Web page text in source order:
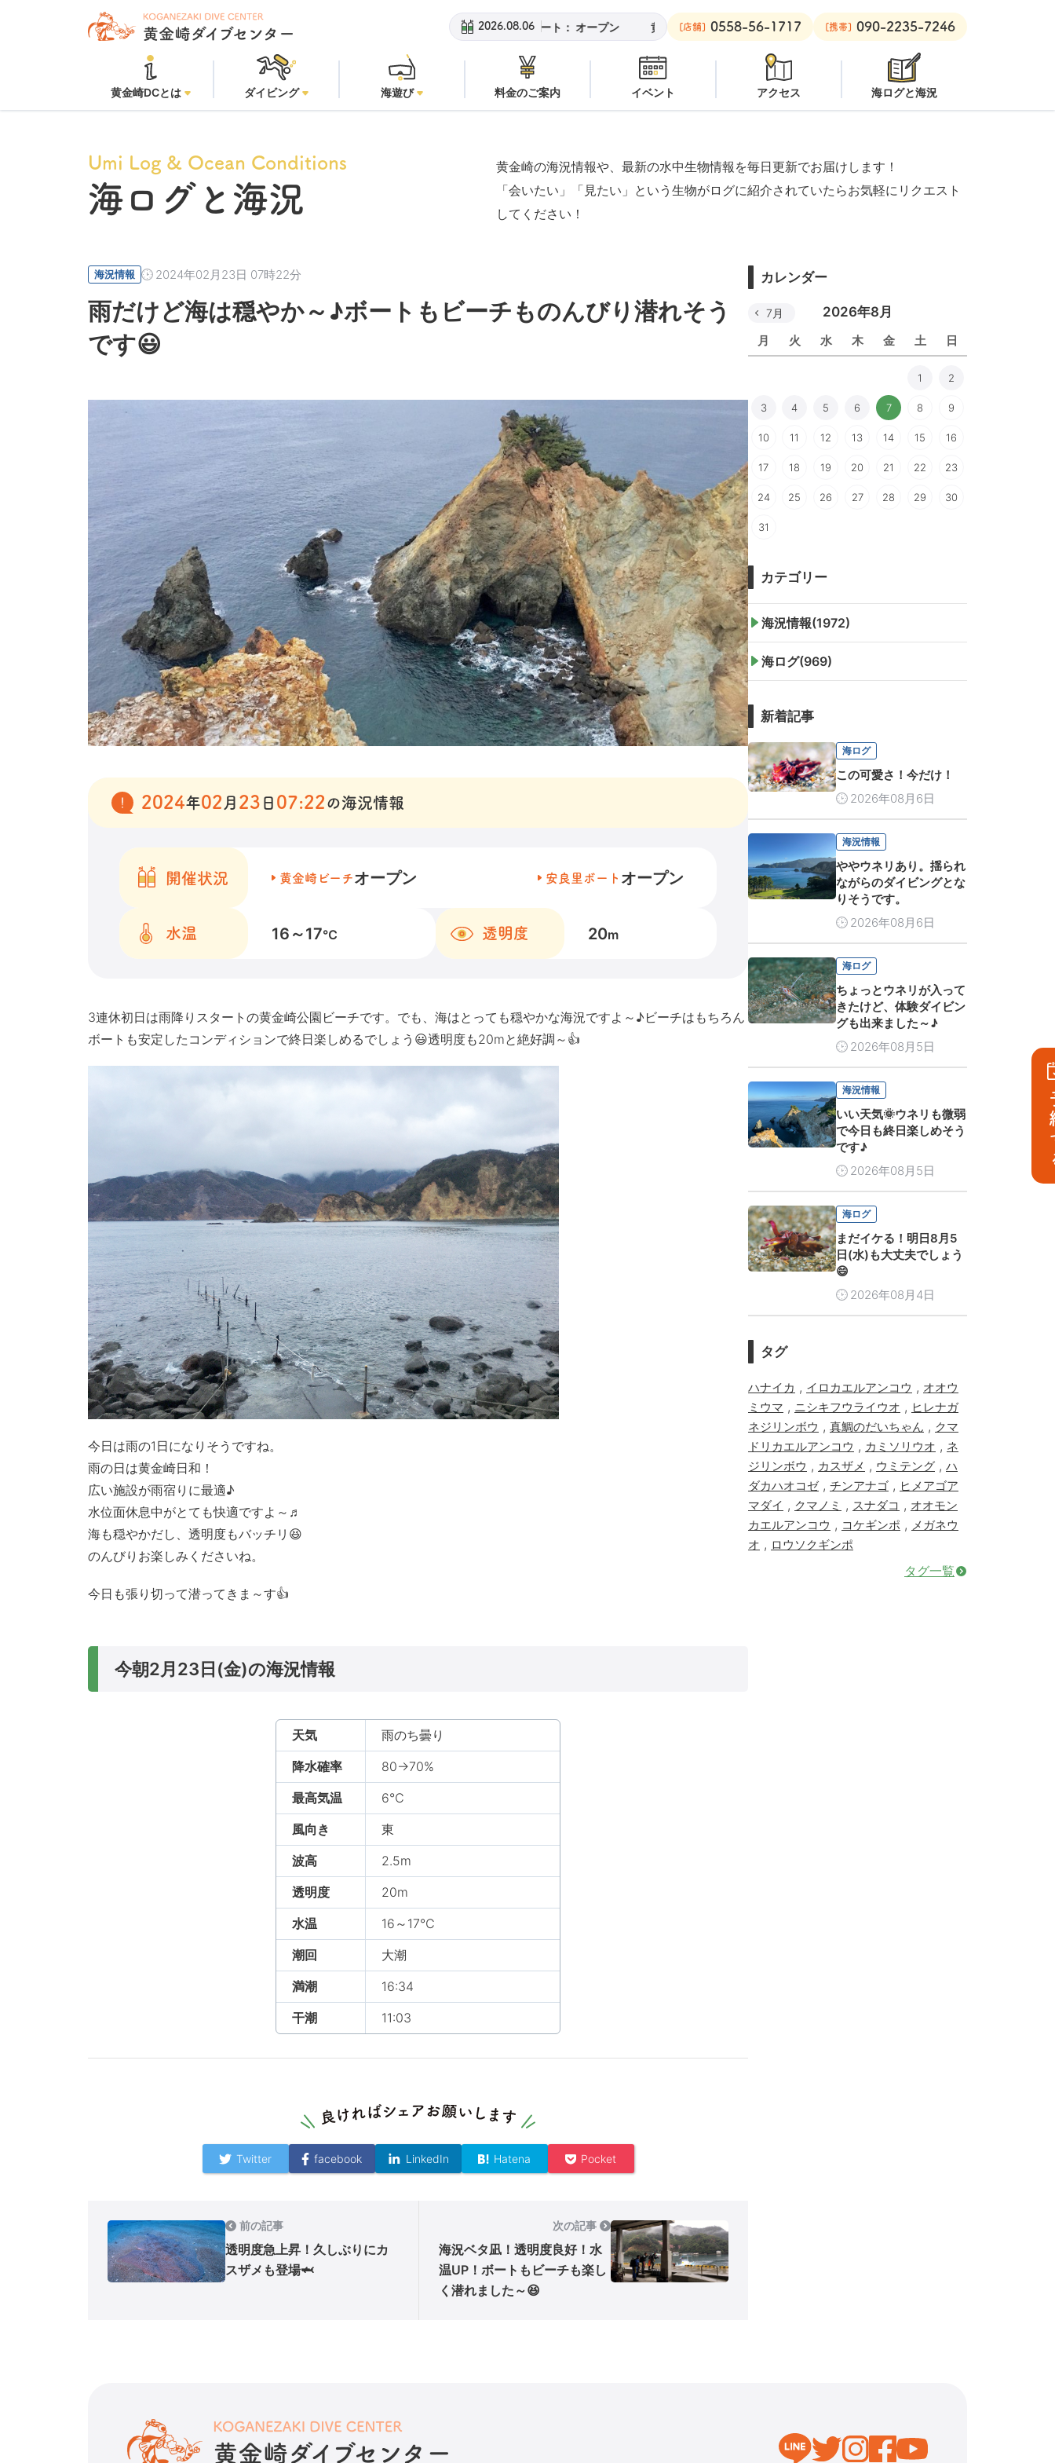
2026.08.06
安良里ボート： オープン 黄金崎ビーチ：オープン 安良里ボート： オープン
[店舗] 0558-56-1717 [携帯] 090-2235-7246
黄金崎DCとは ダイビング 海遊び 料金のご案内 イベント アクセス 海ログと海況
Umi Log & Ocean Conditions
海ログと海況
黄金崎の海況情報や、最新の水中生物情報を毎日更新でお届けします！
「会いたい」「見たい」という生物がログに紹介されていたらお気軽にリクエスト
してください！
海況情報 2024年02月23日 07時22分
雨だけど海は穏やか～♪ボートもビーチものんびり潜れそう
です😃
2024年02 月 23 日 07:22 の海況情報
開催状況 黄金崎ビーチオープン 安良里ボート オープン
水温 16～17℃ 透明度 20m
3連休初日は雨降りスタートの黄金崎公園ビーチです。でも、海はとっても穏やかな海況ですよ～♪ビーチはもちろん
ボートも安定したコンディションで終日楽しめるでしょう😃透明度も20mと絶好調～👍
今日は雨の1日になりそうですね。
雨の日は黄金崎日和！
広い施設が雨宿りに最適♪
水位面休息中がとても快適ですよ～♬
海も穏やかだし、透明度もバッチリ😆
のんびりお楽しみくださいね。
今日も張り切って潜ってきま～す👍
今朝2月23日(金)の海況情報
天気
雨のち曇り
降水確率
80→70%
最高気温
6℃
風向き
東
波高
2.5m
透明度
20m
水温
16～17℃
潮回
大潮
満潮
16:34
干潮
11:03
Twitter facebook LinkedIn Hatena Pocket
前の記事
透明度急上昇！久しぶりにカ
スザメも登場🦈
次の記事
海況ベタ凪！透明度良好！水
温UP！ボートもビーチも楽し
く潜れました～😆
カレンダー
2026年8月
月 火 水 木 金 土 日
7月
1 2
3 4 5 6 7 8 9
10 11 12 13 14 15 16
17 18 19 20 21 22 23
24 25 26 27 28 29 30
31
カテゴリー
海況情報(1972)
海ログ(969)
新着記事
海ログ
この可愛さ！今だけ！
2026年08月6日
海況情報
ややウネリあり。揺られ
ながらのダイビングとな
りそうです。
2026年08月6日
海ログ
ちょっとウネリが入って
きたけど、体験ダイビン
グも出来ました～♪
2026年08月5日
海況情報
いい天気🌞ウネリも微弱
で今日も終日楽しめそう
です♪
2026年08月5日
海ログ
まだイケる！明日8月5
日(水)も大丈夫でしょう
😄
2026年08月4日
タグ
ハナイカ , イロカエルアンコウ , オオウ
ミウマ , ニシキフウライウオ , ヒレナガ
ネジリンボウ , 真鯛のだいちゃん , クマ
ドリカエルアンコウ , カミソリウオ , ネ
ジリンボウ , カスザメ , ウミテング , ハ
ダカハオコゼ, チンアナゴ , ヒメアゴア
マダイ , クマノミ , スナダコ , オオモン
カエルアンコウ , コケギンポ , メガネウ
オ , ロウソクギンポ
タグ一覧